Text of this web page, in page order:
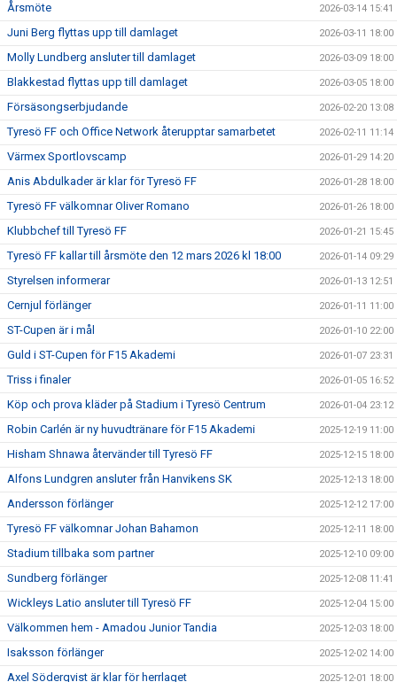
Årsmöte 2026-03-14 15:41
Juni Berg flyttas upp till damlaget 2026-03-11 18:00
Molly Lundberg ansluter till damlaget 2026-03-09 18:00
Blakkestad flyttas upp till damlaget 2026-03-05 18:00
Försäsongserbjudande 2026-02-20 13:08
Tyresö FF och Office Network återupptar samarbetet 2026-02-11 11:14
Värmex Sportlovscamp 2026-01-29 14:20
Anis Abdulkader är klar för Tyresö FF 2026-01-28 18:00
Tyresö FF välkomnar Oliver Romano 2026-01-26 18:00
Klubbchef till Tyresö FF 2026-01-21 15:45
Tyresö FF kallar till årsmöte den 12 mars 2026 kl 18:00 2026-01-14 09:29
Styrelsen informerar 2026-01-13 12:51
Cernjul förlänger 2026-01-11 11:00
ST-Cupen är i mål 2026-01-10 22:00
Guld i ST-Cupen för F15 Akademi 2026-01-07 23:31
Triss i finaler 2026-01-05 16:52
Köp och prova kläder på Stadium i Tyresö Centrum 2026-01-04 23:12
Robin Carlén är ny huvudtränare för F15 Akademi 2025-12-19 11:00
Hisham Shnawa återvänder till Tyresö FF 2025-12-15 18:00
Alfons Lundgren ansluter från Hanvikens SK 2025-12-13 18:00
Andersson förlänger 2025-12-12 17:00
Tyresö FF välkomnar Johan Bahamon 2025-12-11 18:00
Stadium tillbaka som partner 2025-12-10 09:00
Sundberg förlänger 2025-12-08 11:41
Wickleys Latio ansluter till Tyresö FF 2025-12-04 15:00
Välkommen hem - Amadou Junior Tandia 2025-12-03 18:00
Isaksson förlänger 2025-12-02 14:00
Axel Söderqvist är klar för herrlaget 2025-12-01 18:00